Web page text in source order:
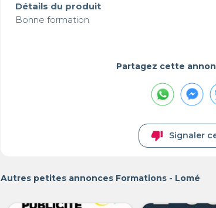
Détails du produit
Bonne formation
Partagez cette
thumb_down Signaler
Autres petites annonces Formations - Lomé